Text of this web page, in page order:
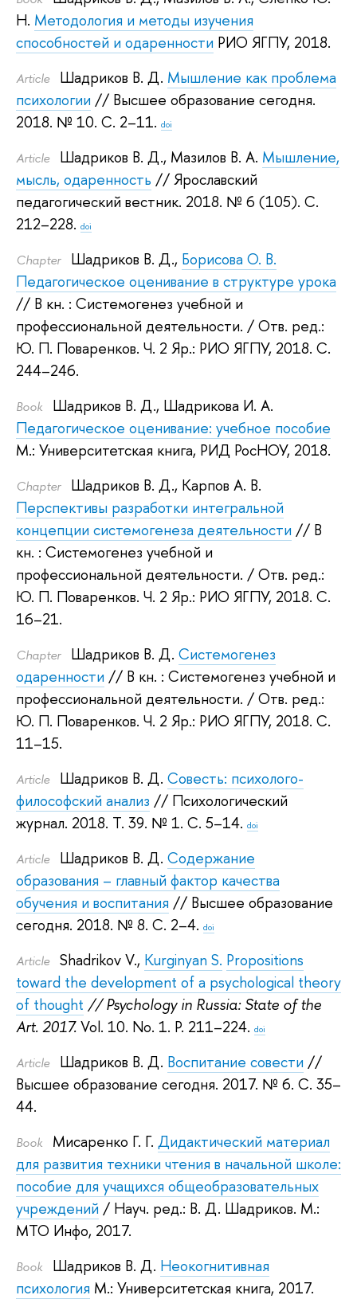
Н. Методология и методы изучения
способностей и одаренности РИО ЯГПУ, 2018.
Article Шадриков В. Д. Мышление как проблема
психологии // Высшее образование сегодня.
2018. № 10. С. 2–11. doi
Article Шадриков В. Д., Мазилов В. А. Мышление,
мысль, одаренность // Ярославский
педагогический вестник. 2018. № 6 (105). С.
212–228. doi
Сhapter Шадриков В. Д., Борисова О. В.
Педагогическое оценивание в структуре урока
// В кн. : Системогенез учебной и
профессиональной деятельности. / Отв. ред.:
Ю. П. Поваренков. Ч. 2 Яр.: РИО ЯГПУ, 2018. С.
244–246.
Book Шадриков В. Д., Шадрикова И. А.
Педагогическое оценивание: учебное пособие
М.: Университетская книга, РИД РосНОУ, 2018.
Сhapter Шадриков В. Д., Карпов А. В.
Перспективы разработки интегральной
концепции системогенеза деятельности // В
кн. : Системогенез учебной и
профессиональной деятельности. / Отв. ред.:
Ю. П. Поваренков. Ч. 2 Яр.: РИО ЯГПУ, 2018. С.
16–21.
Сhapter Шадриков В. Д. Системогенез
одаренности // В кн. : Системогенез учебной и
профессиональной деятельности. / Отв. ред.:
Ю. П. Поваренков. Ч. 2 Яр.: РИО ЯГПУ, 2018. С.
11–15.
Article Шадриков В. Д. Совесть: психолого-
философский анализ // Психологический
журнал. 2018. Т. 39. № 1. С. 5–14. doi
Article Шадриков В. Д. Содержание
образования – главный фактор качества
обучения и воспитания // Высшее образование
сегодня. 2018. № 8. С. 2–4. doi
Article Shadrikov V., Kurginyan S. Propositions
toward the development of a psychological theory
of thought // Psychology in Russia: State of the
Art. 2017. Vol. 10. No. 1. P. 211–224. doi
Article Шадриков В. Д. Воспитание совести //
Высшее образование сегодня. 2017. № 6. С. 35–
44.
Book Мисаренко Г. Г. Дидактический материал
для развития техники чтения в начальной школе:
пособие для учащихся общеобразовательных
учреждений / Науч. ред.: В. Д. Шадриков. М.:
МТО Инфо, 2017.
Book Шадриков В. Д. Неокогнитивная
психология М.: Университетская книга, 2017.